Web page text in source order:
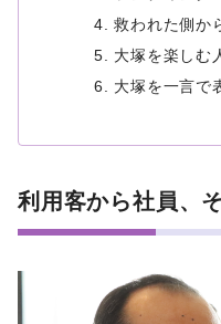
救われた側か
大塚を楽しむ
大塚を一言で
利用客から社員、